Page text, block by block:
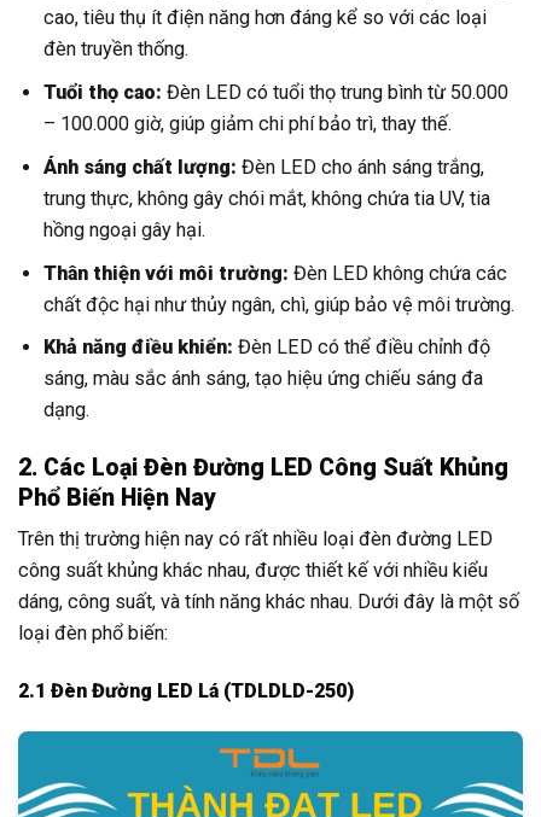
cao, tiêu thụ ít điện năng hơn đáng kể so với các loại
đèn truyền thống.
Tuổi thọ cao: Đèn LED có tuổi thọ trung bình từ 50.000
– 100.000 giờ, giúp giảm chi phí bảo trì, thay thế.
Ánh sáng chất lượng: Đèn LED cho ánh sáng trắng,
trung thực, không gây chói mắt, không chứa tia UV, tia
hồng ngoại gây hại.
Thân thiện với môi trường: Đèn LED không chứa các
chất độc hại như thủy ngân, chì, giúp bảo vệ môi trường.
Khả năng điều khiển: Đèn LED có thể điều chỉnh độ
sáng, màu sắc ánh sáng, tạo hiệu ứng chiếu sáng đa
dạng.
2. Các Loại Đèn Đường LED Công Suất Khủng
Phổ Biến Hiện Nay
Trên thị trường hiện nay có rất nhiều loại đèn đường LED
công suất khủng khác nhau, được thiết kế với nhiều kiểu
dáng, công suất, và tính năng khác nhau. Dưới đây là một số
loại đèn phổ biến:
2.1 Đèn Đường LED Lá (TDLDLD-250)